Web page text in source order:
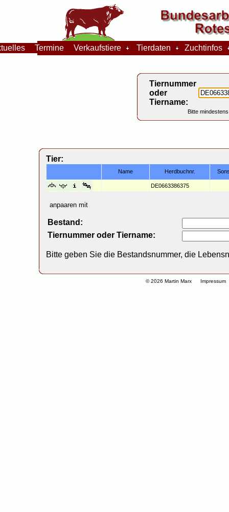
© 2026 Martin Marx Impressum
Termine Verkaufstiere Tierdaten Zuchtinfos
Tiernummer
oder
Tiername:
Bitte
Tier:
Name Herdbuchnr.
DE0663386375
anpaaren mit
Bestand:
Tiernummer oder Tiername:
Bitte geben Sie die Bestandsnummer, die